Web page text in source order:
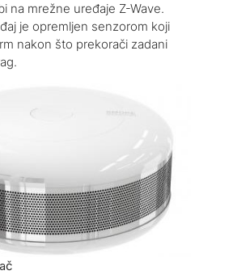
na mrežne uređaje Z-Wave.
je opremljen senzorom koji
nakon što prekorači zadani